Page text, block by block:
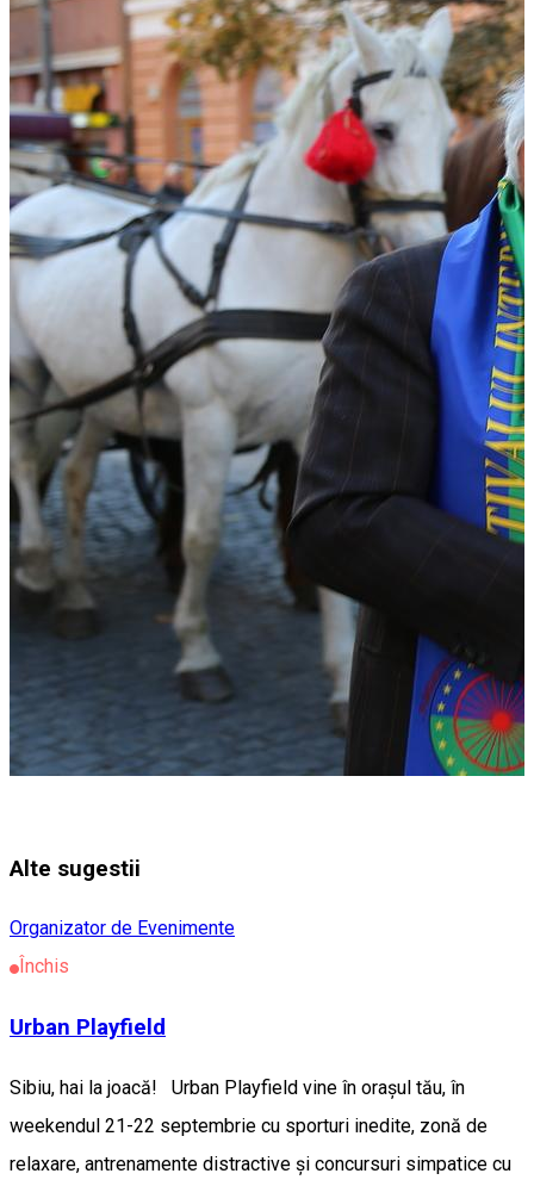
Alte sugestii
Organizator de Evenimente
Închis
Urban Playfield
Sibiu, hai la joacă! Urban Playfield vine în orașul tău, în
weekendul 21-22 septembrie cu sporturi inedite, zonă de
relaxare, antrenamente distractive și concursuri simpatice cu